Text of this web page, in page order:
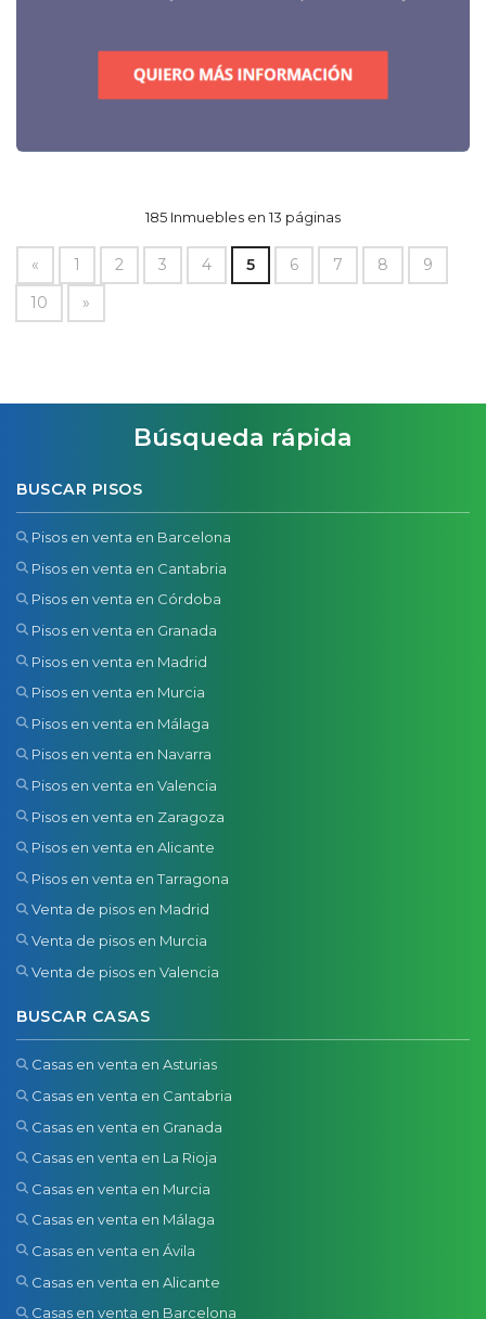
185 Inmuebles en 13 páginas
« 1 2 3 4 5 6 7 8
9
10
»
Búsqueda rápida
BUSCAR PISOS
Pisos en venta en Barcelona
Pisos en venta en Cantabria
Pisos en venta en Córdoba
Pisos en venta en Granada
Pisos en venta en Madrid
Pisos en venta en Murcia
Pisos en venta en Málaga
Pisos en venta en Navarra
Pisos en venta en Valencia
Pisos en venta en Zaragoza
Pisos en venta en Alicante
Pisos en venta en Tarragona
Venta de pisos en Madrid
Venta de pisos en Murcia
Venta de pisos en Valencia
BUSCAR CASAS
Casas en venta en Asturias
Casas en venta en Cantabria
Casas en venta en Granada
Casas en venta en La Rioja
Casas en venta en Murcia
Casas en venta en Málaga
Casas en venta en Ávila
Casas en venta en Alicante
Casas en venta en Barcelona